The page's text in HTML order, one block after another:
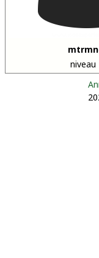
niveau